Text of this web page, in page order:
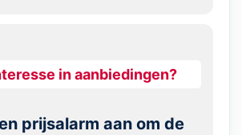
in aanbiedingen?
prijsalarm aan om de